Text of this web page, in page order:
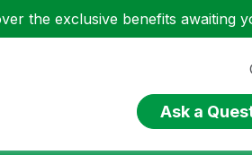
the exclusive benefits awaiting
Ask a